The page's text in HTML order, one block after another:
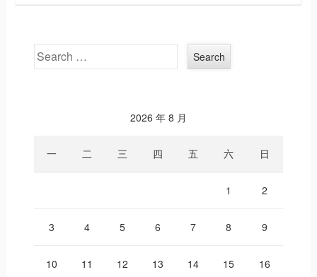
Search
2026 年 8 月
一 二 三 四 五 六 日
1 2
3 4 5 6 7 8 9
10 11 12 13 14 15 16